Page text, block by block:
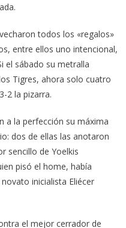
todos los «regalos»
entre ellos uno intencional,
el sábado su metralla
Tigres, ahora solo cuatro
2 la pizarra.
a la perfección su máxima
dos de ellas las anotaron
sencillo de Yoelkis
pisó el home, había
inicialista Eliécer
el mejor cerrador de